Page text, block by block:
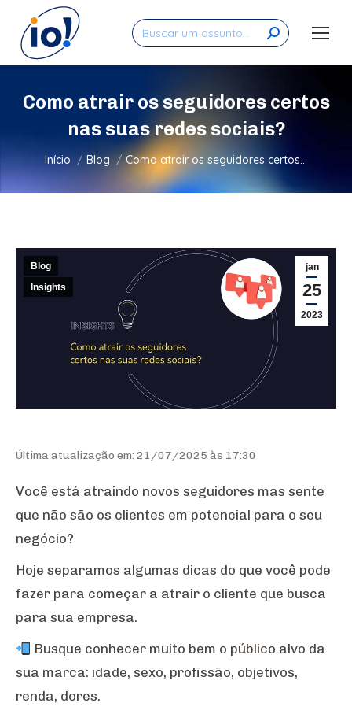
Search:
Como atrair os seguidores certos
nas suas redes sociais?
Você está aqui:
Início Blog Como atrair os seguidores certos…
jan
25
2023
Blog
Insights
Última atualização em: 21/07/2025 às 17:30
Você está atraindo novos seguidores mas sente
que não são os clientes em potencial para o seu
negócio?
Hoje separamos algumas dicas do que você pode
fazer para começar a atrair o cliente que busca
para sua empresa.
Busque conhecer muito bem o público alvo da
sua marca: idade, sexo, profissão, objetivos,
renda, dores.